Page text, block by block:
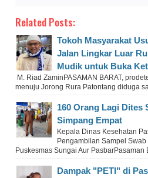
Related Posts:
Tokoh Masyarakat
Jalan Lingkar Luar
Mudik untuk Buka
M. Riad ZaminPASAMAN BARAT,
menuju Jorong Rura Patontang diduga
160 Orang Lagi Dites
Simpang Empat
Kepala Dinas Kesehatan
Pengambilan Sampel
Puskesmas Sungai Aur PasbarPasaman
Dampak "PETI" di